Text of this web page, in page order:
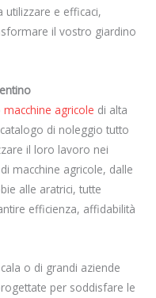
utilizzare e efficaci,
il vostro giardino
macchine agricole di alta
di noleggio tutto
il loro lavoro nei
macchine agricole, dalle
alle aratrici, tutte
efficienza, affidabilità
o di grandi aziende
per soddisfare le